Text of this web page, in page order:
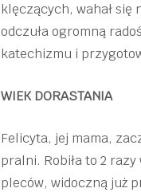
klęczących, wahał się
odczuła ogromną
katechizmu i
WIEK DORASTANIA
Felicyta, jej mama,
pralni. Robiła to 2
pleców, widoczną już